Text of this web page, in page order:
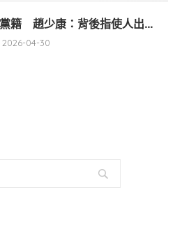
籍 趙少康：背後指使人出...
2026-04-30